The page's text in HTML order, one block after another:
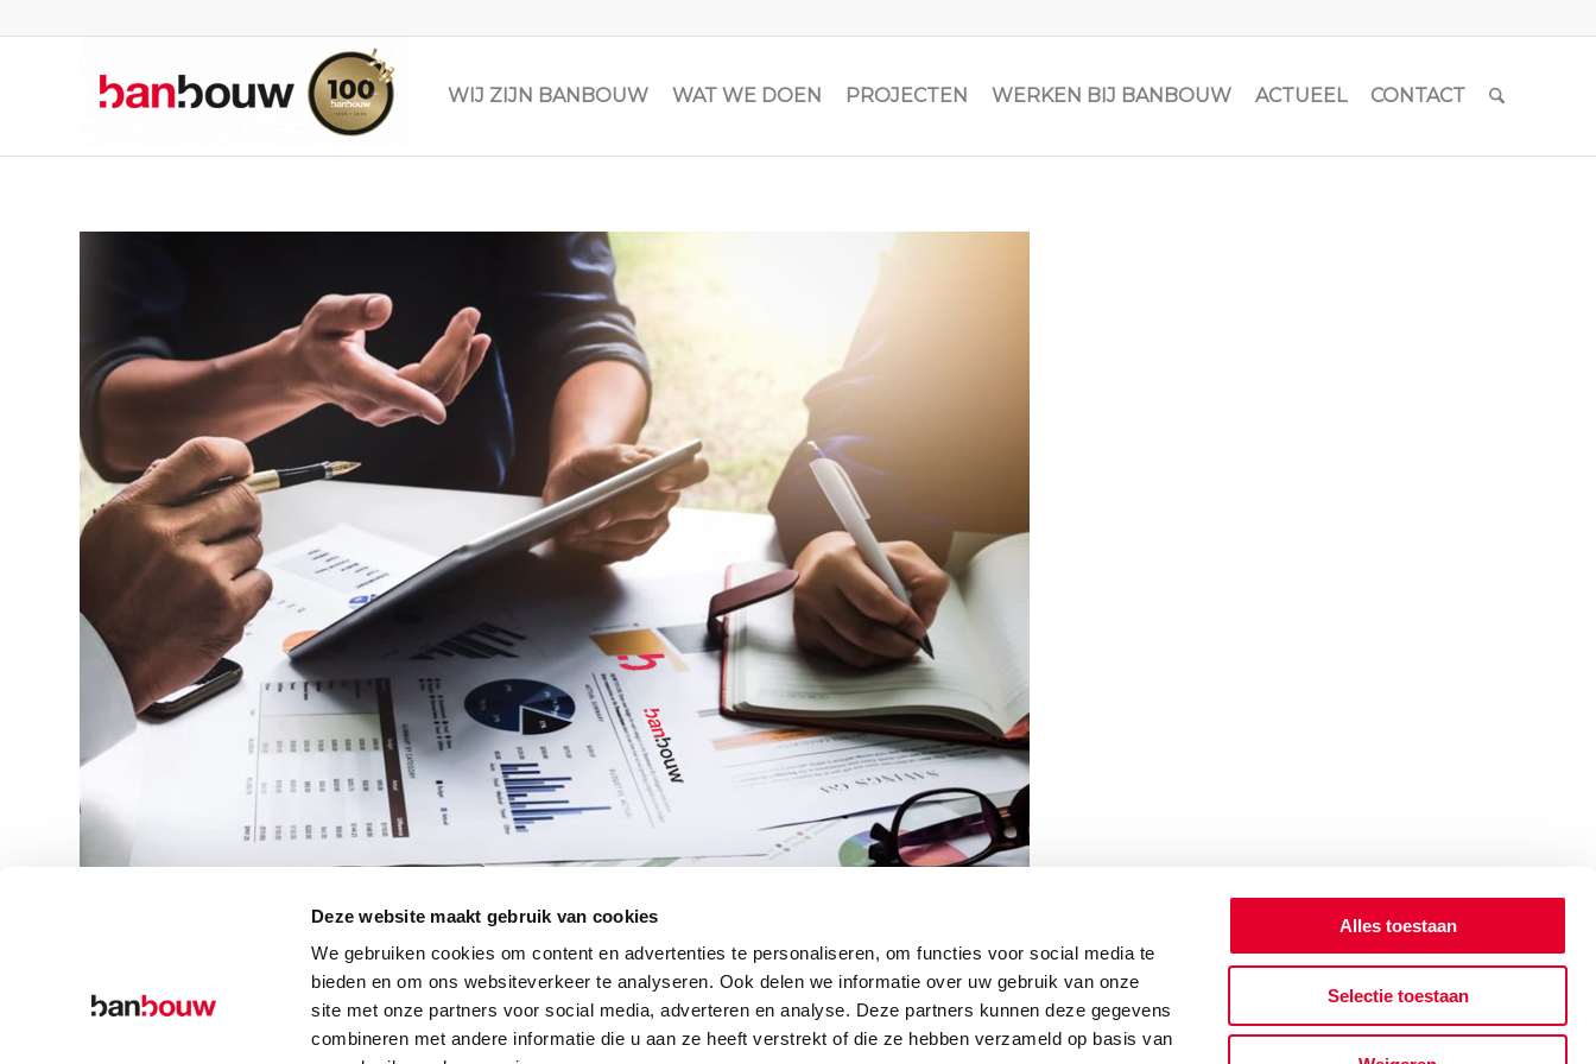
Deze website maakt gebruik van cookies
We gebruiken cookies om content en advertenties te personaliseren, om functies voor social media te
bieden en om ons websiteverkeer te analyseren. Ook delen we informatie over uw gebruik van onze
site met onze partners voor social media, adverteren en analyse. Deze partners kunnen deze gegevens
combineren met andere informatie die u aan ze heeft verstrekt of die ze hebben verzameld op basis van
Alles toestaan
Selectie toestaan
WIJ ZIJN BANBOUW WAT WE DOEN PROJECTEN WERKEN BIJ BANBOUW ACTUEEL CONTACT